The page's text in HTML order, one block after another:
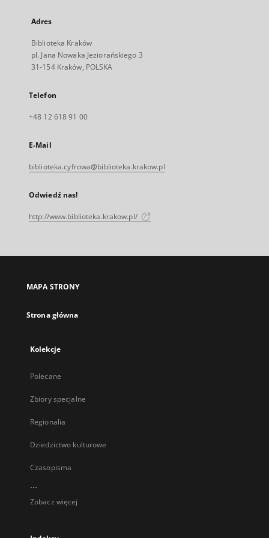
Adres
Biblioteka Kraków
pl. Jana Nowaka Jeziorańskiego 3
31-154 Kraków, POLSKA
Telefon
+48 12 618 91 00
E-Mail
biblioteka.cyfrowa@biblioteka.krakow.pl
Odwiedź nas!
http://www.biblioteka.krakow.pl/
MAPA STRONY
Strona główna
Kolekcje
Polecane
Zbiory specjalne
Regionalia
Dziedzictwo kulturowe
Czasopisma
...
Zobacz więcej